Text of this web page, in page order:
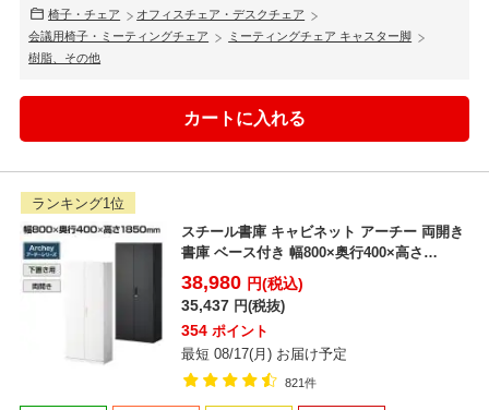
椅子・チェア
オフィスチェア・デスクチェア
会議用椅子・ミーティングチェア
ミーティングチェア キャスター脚
樹脂、その他
ランキング1位
スチール書庫 キャビネット アーチー 両開き
書庫 ベース付き 幅800×奥行400×高さ
1850mm
38,980 円(税込)
35,437 円(税抜)
354 ポイント
最短 08/17(月) お届け予定
821件